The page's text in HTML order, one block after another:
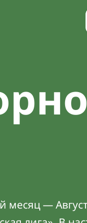
месяц —